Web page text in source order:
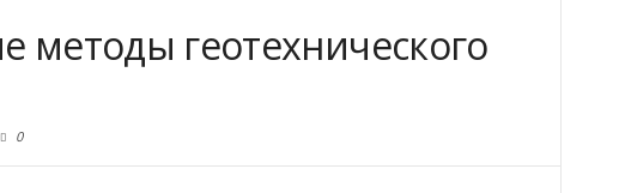
методы геотехнического
0